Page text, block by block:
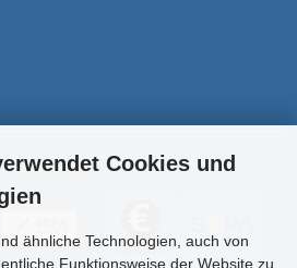
Cookies und
ähnliche Technologien, auch von
Funktionsweise der Website zu